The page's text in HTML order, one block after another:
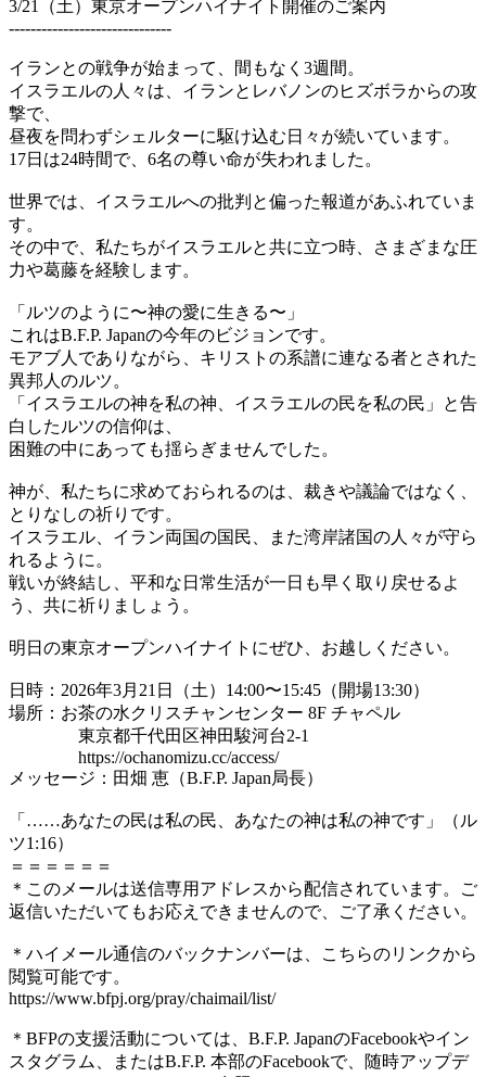
3/21（土）東京オープンハイナイト開催のご案内
------------------------------
イランとの戦争が始まって、間もなく3週間。
イスラエルの人々は、イランとレバノンのヒズボラからの攻
撃で、
昼夜を問わずシェルターに駆け込む日々が続いています。
17日は24時間で、6名の尊い命が失われました。
世界では、イスラエルへの批判と偏った報道があふれていま
す。
その中で、私たちがイスラエルと共に立つ時、さまざまな圧
力や葛藤を経験します。
「ルツのように〜神の愛に生きる〜」
これはB.F.P. Japanの今年のビジョンです。
モアブ人でありながら、キリストの系譜に連なる者とされた
異邦人のルツ。
「イスラエルの神を私の神、イスラエルの民を私の民」と告
白したルツの信仰は、
困難の中にあっても揺らぎませんでした。
神が、私たちに求めておられるのは、裁きや議論ではなく、
とりなしの祈りです。
イスラエル、イラン両国の国民、また湾岸諸国の人々が守ら
れるように。
戦いが終結し、平和な日常生活が一日も早く取り戻せるよ
う、共に祈りましょう。
明日の東京オープンハイナイトにぜひ、お越しください。
日時：2026年3月21日（土）14:00〜15:45（開場13:30）
場所：お茶の水クリスチャンセンター 8F チャペル
東京都千代田区神田駿河台2-1
https://ochanomizu.cc/access/
メッセージ：田畑 恵（B.F.P. Japan局長）
「……あなたの民は私の民、あなたの神は私の神です」（ル
ツ1:16）
＝＝＝＝＝＝
＊このメールは送信専用アドレスから配信されています。ご
返信いただいてもお応えできませんので、ご了承ください。
＊ハイメール通信のバックナンバーは、こちらのリンクから
閲覧可能です。
https://www.bfpj.org/pray/chaimail/list/
＊BFPの支援活動については、B.F.P. JapanのFacebookやイン
スタグラム、またはB.F.P. 本部のFacebookで、随時アップデ